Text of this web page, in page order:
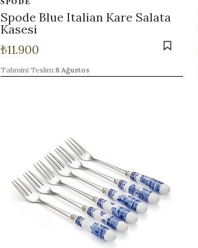
Spode Blue Italian Kare Salata
Kasesi
₺11.900
Tahmini Teslim:8 Ağustos